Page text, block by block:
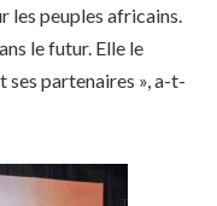
les peuples africains.
le futur. Elle le
ses partenaires », a-t-